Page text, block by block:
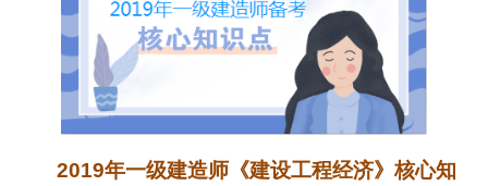
2019年一级建造师《建设工程经济》核心知